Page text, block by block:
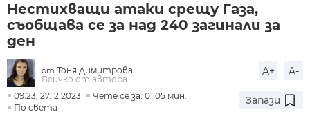
Нестихващи атаки срещу Газа,
съобщава се за над 240 загинали за
ден
от Тоня Димитрова
Всичко от автора
A+ A-
09:23, 27.12.2023
Чете се за: 01:05 мин.
По света
Запази